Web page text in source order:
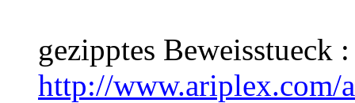
gezipptes Beweisstueck :
http://www.ariplex.com/